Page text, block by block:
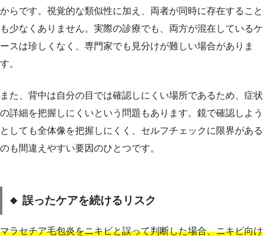
からです。視覚的な類似性に加え、両者が同時に存在すること
も少なくありません。実際の診療でも、両方が混在しているケ
ースは珍しくなく、専門家でも見分けが難しい場合がありま
す。
また、背中は自分の目では確認しにくい場所であるため、症状
の詳細を把握しにくいという問題もあります。鏡で確認しよう
としても全体像を把握しにくく、セルフチェックに限界がある
のも間違えやすい要因のひとつです。
🔸 誤ったケアを続けるリスク
マラセチア毛包炎をニキビと誤って判断した場合、ニキビ向け